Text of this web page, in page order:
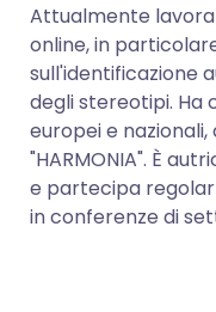
Attualmente
online, in
sull'identificazione
degli stereotipi.
europei e nazionali,
"HARMONIA". È
e partecipa
in conferenze di